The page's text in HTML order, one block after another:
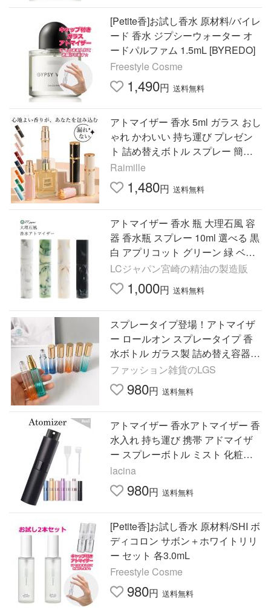
[Petite香]お試し香水 原材料/バイレ
ード 香水 ジプシーウォーター オ
ードパルファム 1.5mL [BYREDO]
Freestyle Cosme
1,490円 送料無料
アトマイザー 香水 5ml ガラス おし
ゃれ かわいい 持ち運び プレゼン
ト 詰め替えボトル スプレー 簡単
旅行
Raimille
1,480円 送料無料
アトマイザー 香水 瓶 大理石風 容
器 香水瓶 スプレー 10ml 選べる 黒
白 アプリコット グリーン 緑 ベー
ジュ ガラス 遮光 爆買
LCジャパン宮崎の精油の製造販
1,000円 送料無料
スプレータイプ登場！アトマイザ
ー ロールオン スプレータイプ 香
水ボトル ガラス製 詰め替え容器 4
ml 持ち運び クリア 旅行用 フレグ
ランス ミニボトル
ファッション雑貨のLGS
980円 送料無料
アトマイザー 香水アトマイザー 香
水入れ 持ち運び 携帯 アドマイザ
ー スプレーボトル ミスト 化粧水 8
ml 詰替え用 付属品付き かわいい
おしゃれ
lacina
980円 送料無料
[Petite香]お試し香水 原材料/SHI ボ
ディコロン サボン＋ホワイトリリ
ー セット 各3.0mL
Freestyle Cosme
980円 送料無料